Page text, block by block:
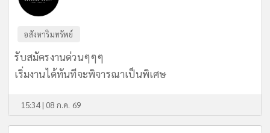
อสังหาริมทรัพย์
รับสมัครงานด่วนๆๆๆ
เริ่มงานได้ทันทีจะพิจารณาเป็นพิเศษ
15:34 | 08 ก.ค. 69